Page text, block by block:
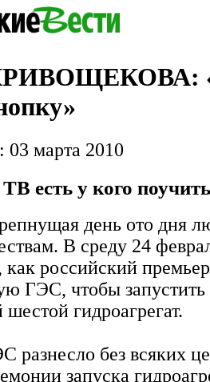
КРИВОЩЕКОВА:
03 марта 2010
есть у кого
день ото дня
В среду 24
как российский
ГЭС, чтобы запустить
гидроагрегат.
разнесло без всяких
запуска